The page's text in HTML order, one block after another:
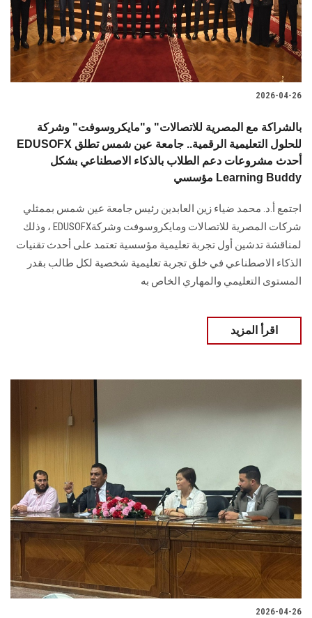
هيئة التدريس
الدراسات العليا
الموظفون
سجل الان
2026-04-26
بالشراكة مع المصرية للاتصالات" و"مايكروسوفت" وشركة
EDUSOFX للحلول التعليمية الرقمية.. جامعة عين شمس تطلق
أحدث مشروعات دعم الطلاب بالذكاء الاصطناعي بشكل
مؤسسي Learning Buddy
اجتمع أ.د. محمد ضياء زين العابدين رئيس جامعة عين شمس بممثلي
شركات المصرية للاتصالات ومايكروسوفت وشركةEDUSOFX ، وذلك
لمناقشة تدشين أول تجربة تعليمية مؤسسية تعتمد على أحدث تقنيات
الذكاء الاصطناعي في خلق تجربة تعليمية شخصية لكل طالب بقدر
المستوى التعليمي والمهاري الخاص به
اقرأ المزيد
2026-04-26